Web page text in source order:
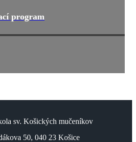
program
sv. Košických mučeníkov
50, 040 23 Košice